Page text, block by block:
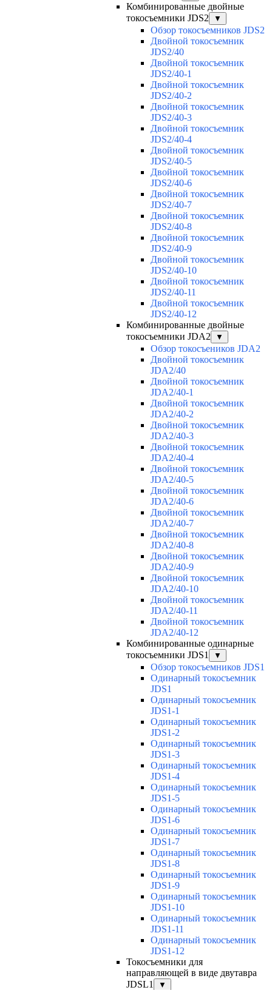
Комбинированные двойные
токосъемники JDS2
▼
Обзор токосъемников JDS2
Двойной токосъемник
JDS2/40
Двойной токосъемник
JDS2/40-1
Двойной токосъемник
JDS2/40-2
Двойной токосъемник
JDS2/40-3
Двойной токосъемник
JDS2/40-4
Двойной токосъемник
JDS2/40-5
Двойной токосъемник
JDS2/40-6
Двойной токосъемник
JDS2/40-7
Двойной токосъемник
JDS2/40-8
Двойной токосъемник
JDS2/40-9
Двойной токосъемник
JDS2/40-10
Двойной токосъемник
JDS2/40-11
Двойной токосъемник
JDS2/40-12
Комбинированные двойные
токосъемники JDA2
▼
Обзор токосъеников JDA2
Двойной токосъемник
JDA2/40
Двойной токосъемник
JDA2/40-1
Двойной токосъемник
JDA2/40-2
Двойной токосъемник
JDA2/40-3
Двойной токосъемник
JDA2/40-4
Двойной токосъемник
JDA2/40-5
Двойной токосъемник
JDA2/40-6
Двойной токосъемник
JDA2/40-7
Двойной токосъемник
JDA2/40-8
Двойной токосъемник
JDA2/40-9
Двойной токосъемник
JDA2/40-10
Двойной токосъемник
JDA2/40-11
Двойной токосъемник
JDA2/40-12
Комбинированные одинарные
токосъемники JDS1
▼
Обзор токосъемников JDS1
Одинарный токосъемник
JDS1
Одинарный токосъемник
JDS1-1
Одинарный токосъемник
JDS1-2
Одинарный токосъемник
JDS1-3
Одинарный токосъемник
JDS1-4
Одинарный токосъемник
JDS1-5
Одинарный токосъемник
JDS1-6
Одинарный токосъемник
JDS1-7
Одинарный токосъемник
JDS1-8
Одинарный токосъемник
JDS1-9
Одинарный токосъемник
JDS1-10
Одинарный токосъемник
JDS1-11
Одинарный токосъемник
JDS1-12
Токосъемники для
направляющей в виде двутавра
JDSL1
▼